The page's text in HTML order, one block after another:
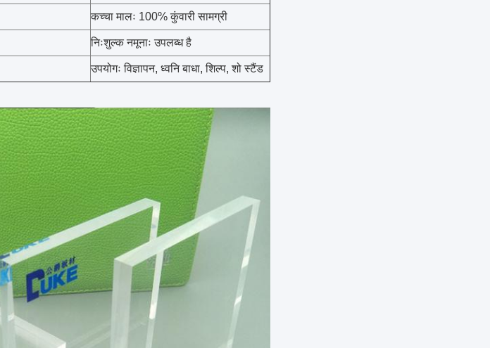
कच्चा मालः 100% कुंवारी सामग्री
निःशुल्क नमूनाः उपलब्ध है
उपयोगः विज्ञापन, ध्वनि बाधा, शिल्प, शो स्टैंड